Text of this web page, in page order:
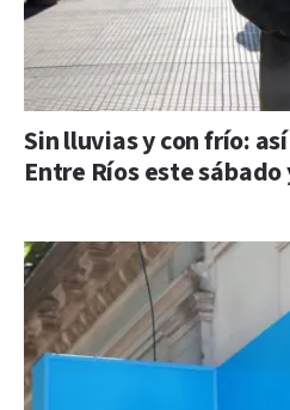
Sin lluvias y con frío:
Entre Ríos este